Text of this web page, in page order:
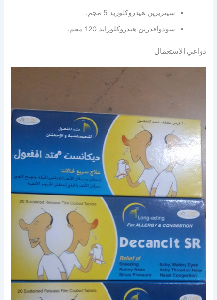
سيتريزين هيدروكلوريد 5 مجم.
سودوافدرين هيدروكلورايد 120 مجم.
دواعي الاستعمال